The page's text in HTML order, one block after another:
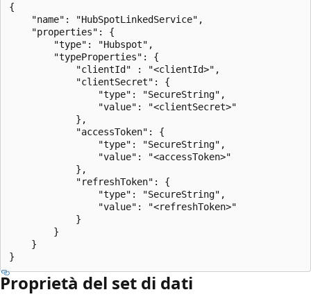
{
    "name": "HubSpotLinkedService",
    "properties": {
        "type": "Hubspot",
        "typeProperties": {
            "clientId" : "<clientId>",
            "clientSecret": {
                "type": "SecureString",
                "value": "<clientSecret>"
            },
            "accessToken": {
                "type": "SecureString",
                "value": "<accessToken>"
            },
            "refreshToken": {
                "type": "SecureString",
                "value": "<refreshToken>"
            }
        }
    }
Proprietà del set di dati